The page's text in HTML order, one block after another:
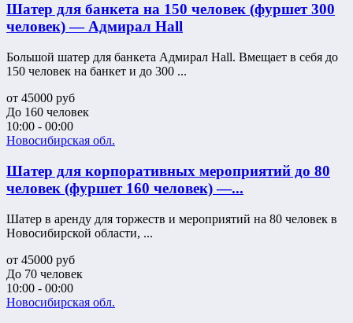
Шатер для банкета на 150 человек (фуршет 300
человек) — Адмирал Hall
Большой шатер для банкета Адмирал Hall. Вмещает в себя до
150 человек на банкет и до 300 ...
от 45000 руб
До 160 человек
10:00 - 00:00
Новосибирская обл.
Шатер для корпоративных мероприятий до 80
человек (фуршет 160 человек) —...
Шатер в аренду для торжеств и мероприятий на 80 человек в
Новосибирской области, ...
от 45000 руб
До 70 человек
10:00 - 00:00
Новосибирская обл.